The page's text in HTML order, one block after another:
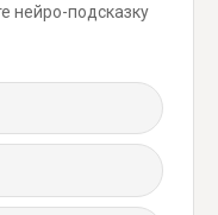
нейро-подсказку